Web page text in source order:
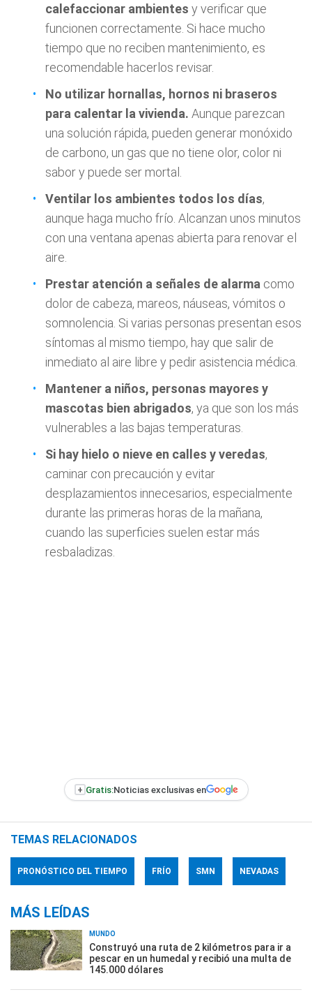
calefaccionar ambientes y verificar que
funcionen correctamente. Si hace mucho
tiempo que no reciben mantenimiento, es
recomendable hacerlos revisar.
No utilizar hornallas, hornos ni braseros
para calentar la vivienda. Aunque parezcan
una solución rápida, pueden generar monóxido
de carbono, un gas que no tiene olor, color ni
sabor y puede ser mortal.
Ventilar los ambientes todos los días,
aunque haga mucho frío. Alcanzan unos minutos
con una ventana apenas abierta para renovar el
aire.
Prestar atención a señales de alarma como
dolor de cabeza, mareos, náuseas, vómitos o
somnolencia. Si varias personas presentan esos
síntomas al mismo tiempo, hay que salir de
inmediato al aire libre y pedir asistencia médica.
Mantener a niños, personas mayores y
mascotas bien abrigados, ya que son los más
vulnerables a las bajas temperaturas.
Si hay hielo o nieve en calles y veredas,
caminar con precaución y evitar
desplazamientos innecesarios, especialmente
durante las primeras horas de la mañana,
cuando las superficies suelen estar más
resbaladizas.
+ Gratis:Noticias exclusivas en
TEMAS RELACIONADOS
PRONÓSTICO DEL TIEMPO FRÍO SMN NEVADAS
MÁS LEÍDAS
MUNDO
Construyó una ruta de 2 kilómetros para ir a
pescar en un humedal y recibió una multa de
145.000 dólares